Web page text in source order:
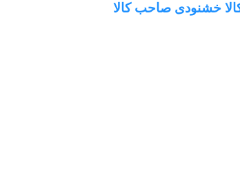
خشنودی صاحب کالا